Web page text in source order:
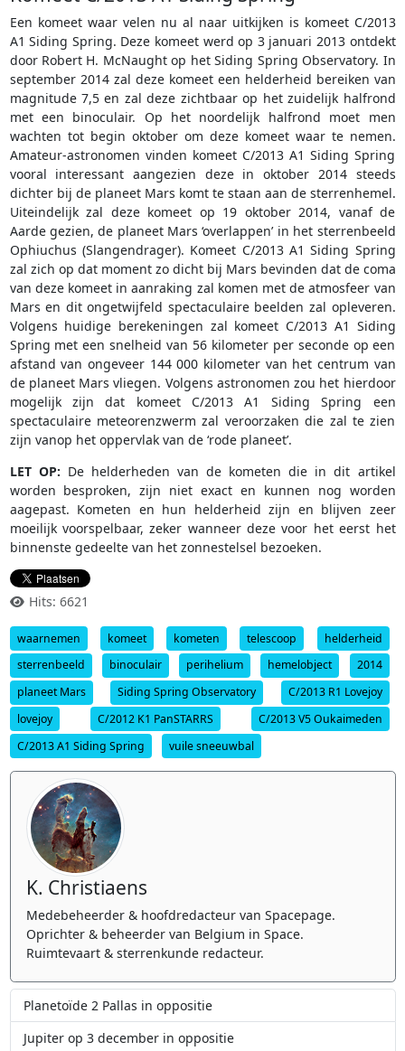
Een komeet waar velen nu al naar uitkijken is komeet C/2013
A1 Siding Spring. Deze komeet werd op 3 januari 2013 ontdekt
door Robert H. McNaught op het Siding Spring Observatory. In
september 2014 zal deze komeet een helderheid bereiken van
magnitude 7,5 en zal deze zichtbaar op het zuidelijk halfrond
met een binoculair. Op het noordelijk halfrond moet men
wachten tot begin oktober om deze komeet waar te nemen.
Amateur-astronomen vinden komeet C/2013 A1 Siding Spring
vooral interessant aangezien deze in oktober 2014 steeds
dichter bij de planeet Mars komt te staan aan de sterrenhemel.
Uiteindelijk zal deze komeet op 19 oktober 2014, vanaf de
Aarde gezien, de planeet Mars ‘overlappen’ in het sterrenbeeld
Ophiuchus (Slangendrager). Komeet C/2013 A1 Siding Spring
zal zich op dat moment zo dicht bij Mars bevinden dat de coma
van deze komeet in aanraking zal komen met de atmosfeer van
Mars en dit ongetwijfeld spectaculaire beelden zal opleveren.
Volgens huidige berekeningen zal komeet C/2013 A1 Siding
Spring met een snelheid van 56 kilometer per seconde op een
afstand van ongeveer 144 000 kilometer van het centrum van
de planeet Mars vliegen. Volgens astronomen zou het hierdoor
mogelijk zijn dat komeet C/2013 A1 Siding Spring een
spectaculaire meteorenzwerm zal veroorzaken die zal te zien
zijn vanop het oppervlak van de ‘rode planeet’.
LET OP: De helderheden van de kometen die in dit artikel
worden besproken, zijn niet exact en kunnen nog worden
aagepast. Kometen en hun helderheid zijn en blijven zeer
moeilijk voorspelbaar, zeker wanneer deze voor het eerst het
binnenste gedeelte van het zonnestelsel bezoeken.
Hits: 6621
waarnemen komeet kometen telescoop
helderheid
sterrenbeeld
binoculair perihelium hemelobject
2014
planeet Mars
Siding Spring Observatory
C/2013 R1 Lovejoy
lovejoy
C/2012 K1 PanSTARRS
C/2013 V5 Oukaimeden
C/2013 A1 Siding Spring
vuile sneeuwbal
K. Christiaens
Medebeheerder & hoofdredacteur van Spacepage.
Oprichter & beheerder van Belgium in Space.
Ruimtevaart & sterrenkunde redacteur.
Planetoïde 2 Pallas in oppositie
Jupiter op 3 december in oppositie